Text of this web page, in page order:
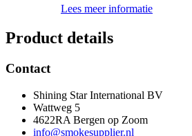
Lees meer informatie
Product details
Contact
Shining Star International BV
Wattweg 5
4622RA Bergen op Zoom
info@smokesupplier.nl